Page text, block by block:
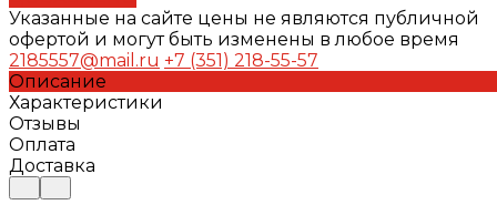
Указанные на сайте цены не являются публичной
офертой и могут быть изменены в любое время
2185557@mail.ru +7 (351) 218-55-57
Описание
Характеристики
Отзывы
Оплата
Доставка